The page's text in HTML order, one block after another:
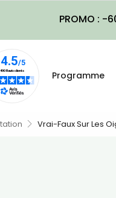
PROMO : -
Programme
Vrai-Faux Sur Les